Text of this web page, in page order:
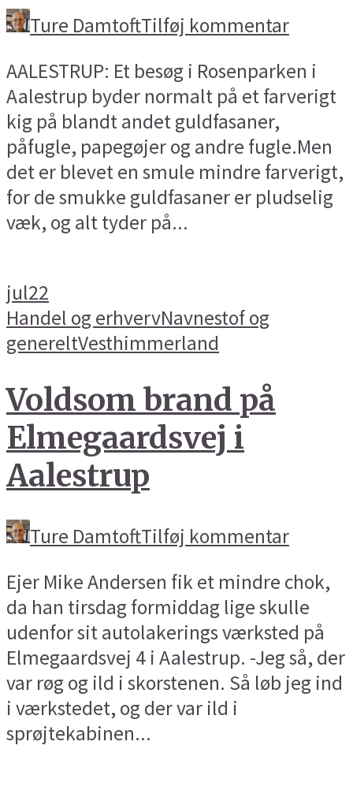
Ture DamtoftTilføj kommentar
AALESTRUP: Et besøg i Rosenparken i
Aalestrup byder normalt på et farverigt
kig på blandt andet guldfasaner,
påfugle, papegøjer og andre fugle.Men
det er blevet en smule mindre farverigt,
for de smukke guldfasaner er pludselig
væk, og alt tyder på...
jul22
Handel og erhvervNavnestof og
genereltVesthimmerland
Voldsom brand på
Elmegaardsvej i
Aalestrup
Ture DamtoftTilføj kommentar
Ejer Mike Andersen fik et mindre chok,
da han tirsdag formiddag lige skulle
udenfor sit autolakerings værksted på
Elmegaardsvej 4 i Aalestrup. -Jeg så, der
var røg og ild i skorstenen. Så løb jeg ind
i værkstedet, og der var ild i
sprøjtekabinen...